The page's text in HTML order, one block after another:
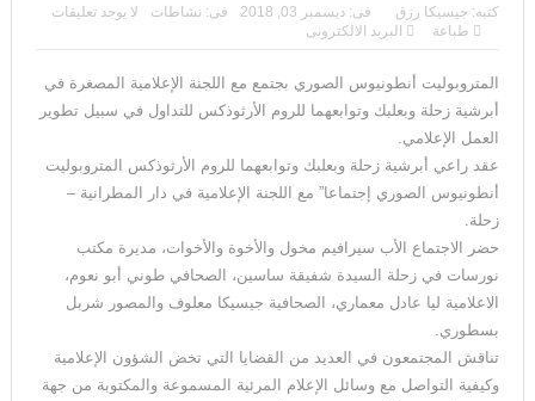
كتبه: جيسيكا رزق فى: ديسمبر 03, 2018 فى: نشاطات
لا يوجد تعليقات
طباعة
البريد الالكترونى
المتروبوليت أنطونيوس الصوري بجتمع مع اللجنة الإعلامية المصغرة في
أبرشية زحلة وبعلبك وتوابعهما للروم الأرثوذكس للتداول في سبيل تطوير
العمل الإعلامي.
عقد راعي أبرشية زحلة وبعلبك وتوابعهما للروم الأرثوذكس المتروبوليت
أنطونيوس الصوري إجتماعا” مع اللجنة الإعلامية في دار المطرانية –
زحلة.
حضر الاجتماع الأب سيرافيم مخول والأخوة والأخوات، مديرة مكتب
نورسات في زحلة السيدة شفيقة ساسين، الصحافي طوني أبو نعوم،
الاعلامية ليا عادل معماري، الصحافية جيسيكا معلوف والمصور شربل
بسطوري.
تناقش المجتمعون في العديد من القضايا التي تخض الشؤون الإعلامية
وكيفية التواصل مع وسائل الإعلام المرئية المسموعة والمكتوبة من جهة